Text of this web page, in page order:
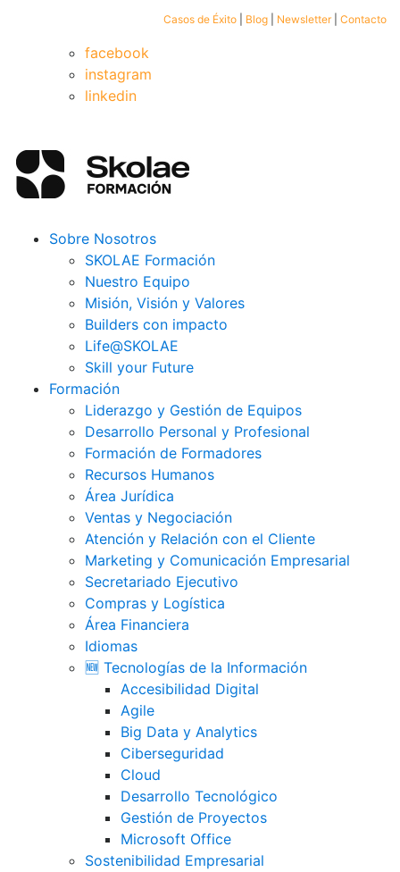
Casos de Éxito Blog Newsletter| Contacto
facebook
instagram
linkedin
Sobre Nosotros
SKOLAE Formación
Nuestro Equipo
Misión, Visión y Valores
Builders con impacto
Life@SKOLAE
Skill your Future
Formación
Liderazgo y Gestión de Equipos
Desarrollo Personal y Profesional
Formación de Formadores
Recursos Humanos
Área Jurídica
Ventas y Negociación
Atención y Relación con el Cliente
Marketing y Comunicación Empresarial
Secretariado Ejecutivo
Compras y Logística
Área Financiera
Idiomas
🆕 Tecnologías de la Información
Accesibilidad Digital
Agile
Big Data y Analytics
Ciberseguridad
Cloud
Desarrollo Tecnológico
Gestión de Proyectos
Microsoft Office
Sostenibilidad Empresarial